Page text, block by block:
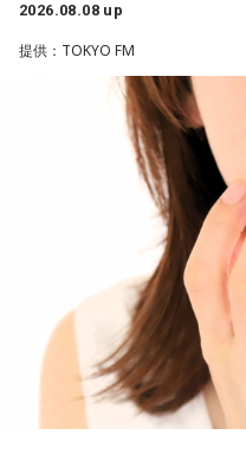
番組名：SPORTS BEAT
放送日時：毎週土曜 10:00～
パーソナリティ：藤木直人
番組Webサイト：https://
有吉自身は、今では後輩か
いため分からないと前置き
っていたから……その辺は
と質問します。
これに対して、カミムラ
のは、1～2年目の芸人の
ん、その子たちは本当に
い。有吉が「なんでなの
なことを言うのもあれで
ういう先輩か分かってい
ます。
それを受け、有吉は「で
（若手の頃は）誰か分か
い？ 何があるか分からな
2026.08.08 up
提供：TOKYO FM